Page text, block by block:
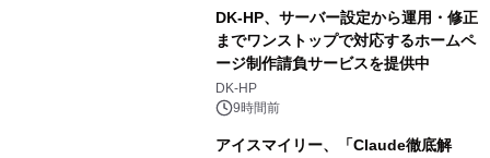
DK-HP、サーバー設定から運用・修正
までワンストップで対応するホームペ
ージ制作請負サービスを提供中
DK-HP
9時間前
アイスマイリー、「Claude徹底解